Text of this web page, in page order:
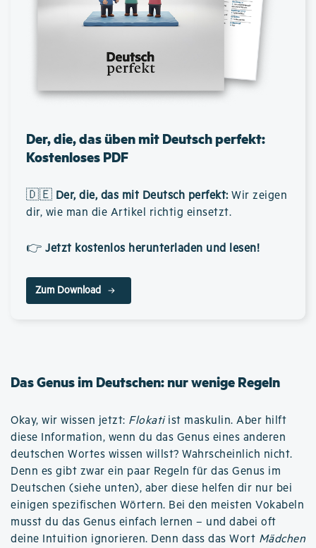
Der, die, das üben mit Deutsch perfekt:
Kostenloses PDF
🇩🇪 Der, die, das mit Deutsch perfekt: Wir zeigen
dir, wie man die Artikel richtig einsetzt.
👉 Jetzt kostenlos herunterladen und lesen!
Zum Download
Das Genus im Deutschen: nur wenige Regeln
Okay, wir wissen jetzt: Flokatiist maskulin. Aber hilft
diese Information, wenn du das Genus eines anderen
deutschen Wortes wissen willst? Wahrscheinlich nicht.
Denn es gibt zwar ein paar Regeln für das Genus im
Deutschen (siehe unten), aber diese helfen dir nur bei
einigen spezifischen Wörtern. Bei den meisten Vokabeln
musst du das Genus einfach lernen – und dabei oft
deine Intuition ignorieren. Denn dass das Wort Mädchen